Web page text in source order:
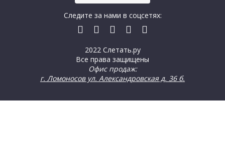
2022 Слетать.ру
Все права защищены
Офис продаж:
г. Ломоносов ул. Александровская д. 36 б.
Следите за нами в соцсетях: